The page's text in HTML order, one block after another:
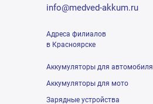
info@medved-akkum.ru
Адреса филиалов
в Красноярске
Аккумуляторы для автомобиля
Аккумуляторы для мото
Зарядные устройства